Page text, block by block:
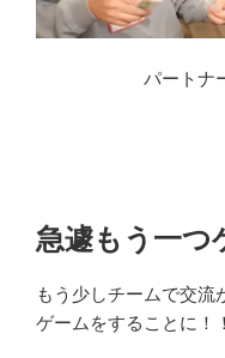
パートナーにな
急遽もう一つ
もう少しチームで交流
ゲームをすることに！！